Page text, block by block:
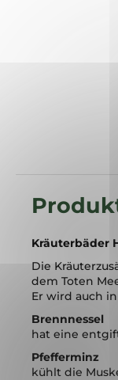
Kräuterbäder
Die
dem Toten
Er wird auch
Brennnessel
hat eine
Pfefferminz
kühlt die